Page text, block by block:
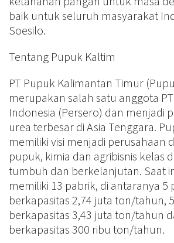
baik untuk seluruh masyarakat
Soesilo.
Tentang Pupuk Kaltim
PT Pupuk Kalimantan Timur
merupakan salah satu anggota
Indonesia (Persero) dan menjadi
urea terbesar di Asia Tenggara.
memiliki visi menjadi perusahaan
pupuk, kimia dan agribisnis kelas
tumbuh dan berkelanjutan. Saat
memiliki 13 pabrik, di antaranya 5
berkapasitas 2,74 juta ton/tahun,
berkapasitas 3,43 juta ton/tahun
berkapasitas 300 ribu ton/tahun.